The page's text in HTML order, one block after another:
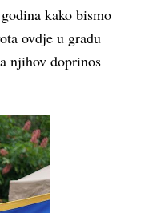
kako bismo
ovdje u gradu
njihov doprinos